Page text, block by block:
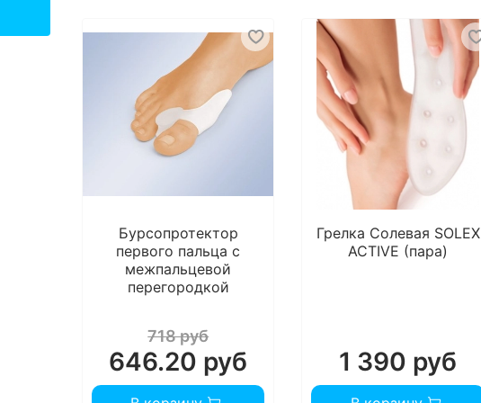
Бурсопротектор
первого пальца с
межпальцевой
перегородкой
718 руб
646.20 руб
Грелка Солевая SOLEX
ACTIVE (пара)
1 390 руб